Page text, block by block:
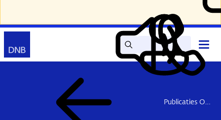
Zoek Lees
voor
Mijn
DNB
Contact
Publicaties Onderzoek